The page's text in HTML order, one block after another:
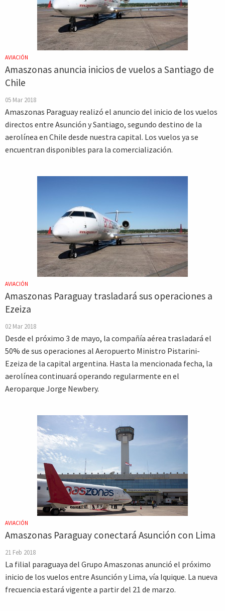
AVIACIÓN
Amaszonas anuncia inicios de vuelos a Santiago de
Chile
05 Mar 2018
Amaszonas Paraguay realizó el anuncio del inicio de los vuelos
directos entre Asunción y Santiago, segundo destino de la
aerolínea en Chile desde nuestra capital. Los vuelos ya se
encuentran disponibles para la comercialización.
AVIACIÓN
Amaszonas Paraguay trasladará sus operaciones a
Ezeiza
02 Mar 2018
Desde el próximo 3 de mayo, la compañía aérea trasladará el
50% de sus operaciones al Aeropuerto Ministro Pistarini-
Ezeiza de la capital argentina. Hasta la mencionada fecha, la
aerolínea continuará operando regularmente en el
Aeroparque Jorge Newbery.
AVIACIÓN
Amaszonas Paraguay conectará Asunción con Lima
21 Feb 2018
La filial paraguaya del Grupo Amaszonas anunció el próximo
inicio de los vuelos entre Asunción y Lima, vía Iquique. La nueva
frecuencia estará vigente a partir del 21 de marzo.